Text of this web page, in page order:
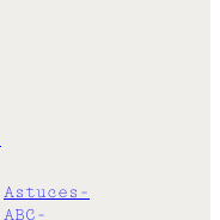
Astuces-
ABC-